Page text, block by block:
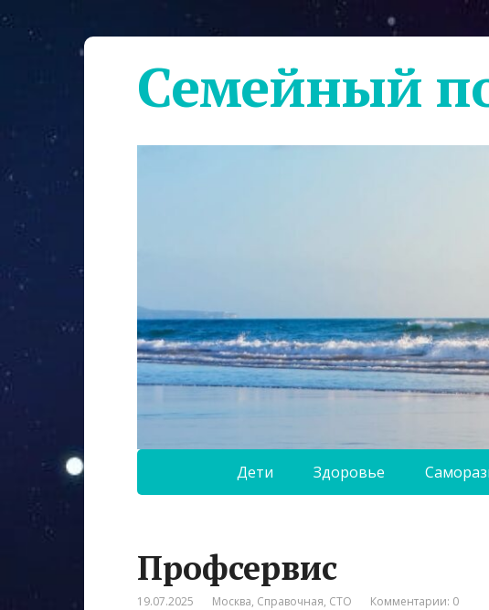
Семейный
Дети Здоровье
Профсервис
19.07.2025 Москва, Справочная, СТО Комментарии: 0